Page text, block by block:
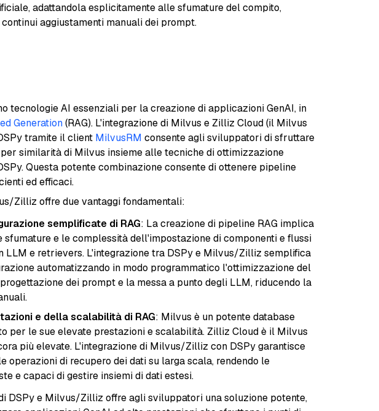
adattandola esplicitamente alle sfumature del compito,
aggiustamenti manuali dei prompt.
tecnologie AI essenziali per la creazione di applicazioni GenAI, in
Generation(RAG). L'integrazione di Milvus e Zilliz Cloud (il Milvus
tramite il client MilvusRM consente agli sviluppatori di sfruttare
similarità di Milvus insieme alle tecniche di ottimizzazione
Questa potente combinazione consente di ottenere pipeline
ed efficaci.
Zilliz offre due vantaggi fondamentali:
semplificate di RAG: La creazione di pipeline RAG implica
sfumature e le complessità dell'impostazione di componenti e flussi
LLM e retrievers. L'integrazione tra DSPy e Milvus/Zilliz semplifica
automatizzando in modo programmatico l'ottimizzazione del
dei prompt e la messa a punto degli LLM, riducendo la
e della scalabilità di RAG: Milvus è un potente database
per le sue elevate prestazioni e scalabilità. Zilliz Cloud è il Milvus
più elevate. L'integrazione di Milvus/Zilliz con DSPy garantisce
operazioni di recupero dei dati su larga scala, rendendo le
e capaci di gestire insiemi di dati estesi.
DSPy e Milvus/Zilliz offre agli sviluppatori una soluzione potente,